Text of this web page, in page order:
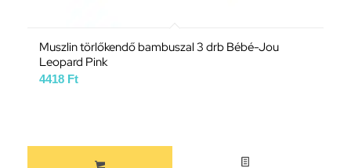
Muszlin törlőkendő bambuszal 3 drb Bébé-Jou
Leopard Pink
4418 Ft